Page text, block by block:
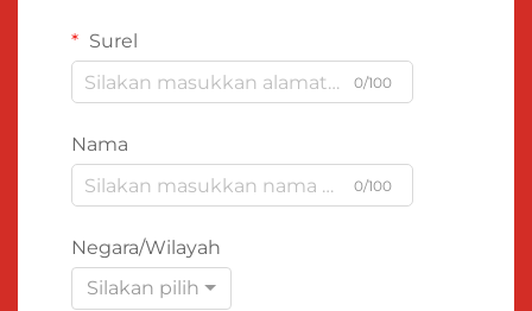
Surel
0/100
Nama
0/100
Negara/Wilayah
Silakan pilih